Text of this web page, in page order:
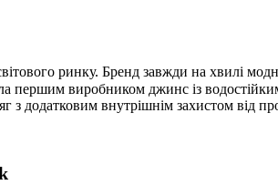
ринку. Бренд завжди на хвилі
першим виробником джинс із
додатковим внутрішнім захистом від